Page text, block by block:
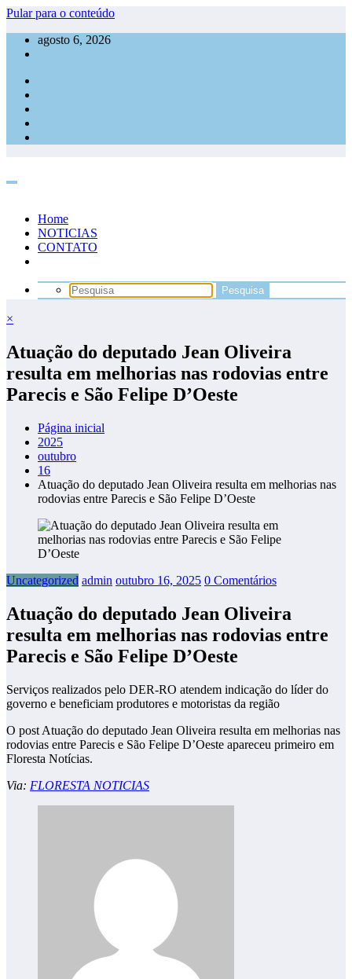
Pular para o conteúdo
agosto 6, 2026
Home
NOTICIAS
CONTATO
×
Atuação do deputado Jean Oliveira
resulta em melhorias nas rodovias entre
Parecis e São Felipe D’Oeste
Página inicial
2025
outubro
16
Atuação do deputado Jean Oliveira resulta em melhorias nas
rodovias entre Parecis e São Felipe D’Oeste
Uncategorized admin outubro 16, 2025 0 Comentários
Atuação do deputado Jean Oliveira
resulta em melhorias nas rodovias entre
Parecis e São Felipe D’Oeste
Serviços realizados pelo DER-RO atendem indicação do líder do
governo e beneficiam produtores e motoristas da região
O post Atuação do deputado Jean Oliveira resulta em melhorias nas
rodovias entre Parecis e São Felipe D’Oeste apareceu primeiro em
Floresta Notícias.
Via: FLORESTA NOTICIAS